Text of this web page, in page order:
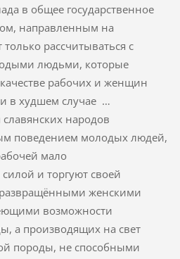
в общее государственное
направленным на
рассчитываться с
людьми, которые
рабочих и женщин
в худшем случае …
славянских народов
поведением молодых людей,
мало
и торгуют своей
женскими
возможности
а производящих на свет
породы, не способными